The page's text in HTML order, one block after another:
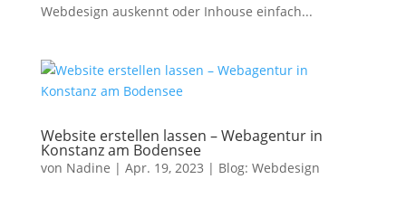
Webdesign auskennt oder Inhouse einfach...
Website erstellen lassen – Webagentur in
Konstanz am Bodensee
von Nadine | Apr. 19, 2023 | Blog: Webdesign